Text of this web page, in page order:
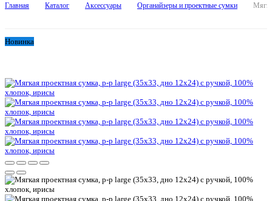
Главная Каталог Аксессуары Органайзеры и проектные сумки
Новинка